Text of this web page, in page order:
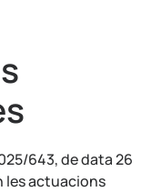
643, de data 26
les actuacions